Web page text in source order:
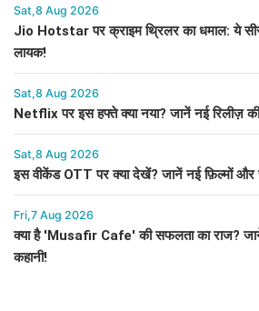
Sat,8 Aug 2026
Jio Hotstar पर क्राइम थ्रिलर का धमाल: ये
लायक!
Sat,8 Aug 2026
Netflix पर इस हफ्ते क्या नया? जानें नई रिलीज़ की
Sat,8 Aug 2026
इस वीकेंड OTT पर क्या देखें? जानें नई फ़िल्मों और
Fri,7 Aug 2026
क्या है 'Musafir Cafe' की सफलता का राज? जानें
कहानी!